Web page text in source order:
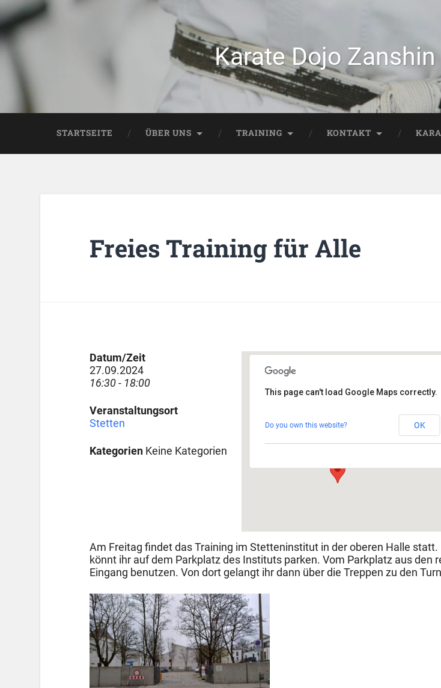
Karate Dojo
STARTSEITE ÜBER UNS TRAINING KONTAKT
Freies Training für Alle
Veranstaltungen
This page can't load Google Maps correctly.
Do you own this website? OK
Datum/Zeit
27.09.2024
16:30 - 18:00
Veranstaltungsort
Stetten
KategorienKeine Kategorien
Am Freitag findet das Training im Stetteninstitut in der oberen Halle statt.
könnt ihr auf dem Parkplatz des Instituts parken. Vom Parkplatz aus den
Eingang benutzen. Von dort gelangt ihr dann über die Treppen zu den